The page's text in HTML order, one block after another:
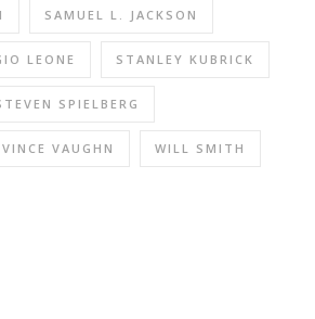
SAMUEL L. JACKSON
LEONE STANLEY KUBRICK
SPIELBERG
VINCE VAUGHN WILL SMITH